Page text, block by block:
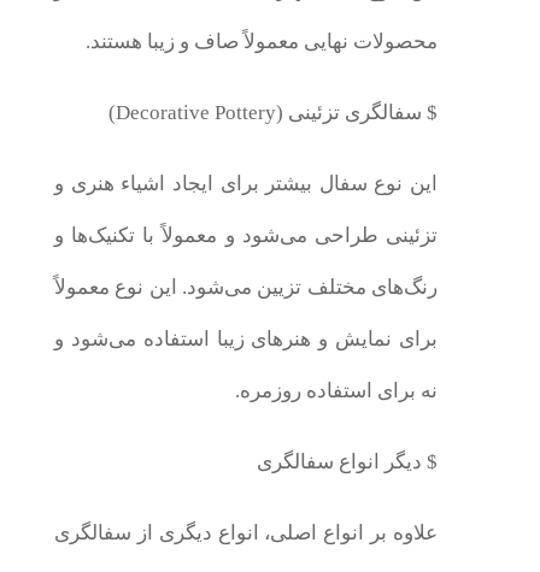
محصولات نهایی معمولاً صاف و زیبا هستند.
$ سفالگری تزئینی (Decorative Pottery)
این نوع سفال بیشتر برای ایجاد اشیاء هنری و
تزئینی طراحی می‌شود و معمولاً با تکنیک‌ها و
رنگ‌های مختلف تزیین می‌شود. این نوع معمولاً
برای نمایش و هنرهای زیبا استفاده می‌شود و
نه برای استفاده روزمره.
$ دیگر انواع سفالگری
علاوه بر انواع اصلی، انواع دیگری از سفالگری